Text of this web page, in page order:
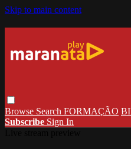
Skip to main content
Browse Search FORMAÇÃO
Subscribe Sign In